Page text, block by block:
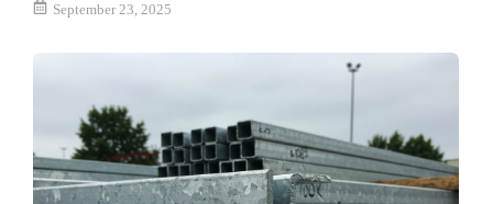
September 23, 2025